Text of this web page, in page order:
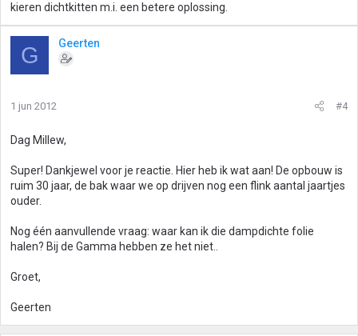
kieren dichtkitten m.i. een betere oplossing.
G Geerten
1 jun 2012 #4
Dag Millew,
Super! Dankjewel voor je reactie. Hier heb ik wat aan! De opbouw is
ruim 30 jaar, de bak waar we op drijven nog een flink aantal jaartjes
ouder.
Nog één aanvullende vraag: waar kan ik die dampdichte folie
halen? Bij de Gamma hebben ze het niet..
Groet,
Geerten